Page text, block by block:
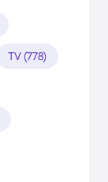
TV (778)